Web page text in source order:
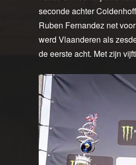
seconde achter
Ruben Fernandez net
werd Vlaanderen als
de eerste acht. Met zijn